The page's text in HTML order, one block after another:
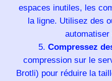
espaces inutiles, les
la ligne. Utilisez des
Compressez
compression sur le
Brotli) pour réduire la